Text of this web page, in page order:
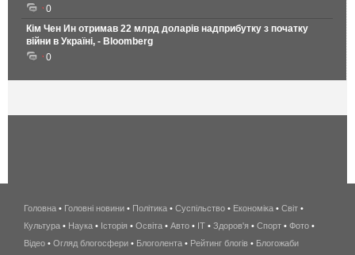
0
Кім Чен Ин отримав 22 млрд доларів надприбутку з початку
війни в Україні, - Bloomberg
0
беспроводной
интернет
киев
Головна • Головні новини • Політика • Суспільство • Економіка • Світ •
Культура • Наука • Історія • Освіта • Авто • IT • Здоров'я • Спорт • Фото •
Відео • Огляд блогосфери • Блоголента • Рейтинг блогів • Блогожаби